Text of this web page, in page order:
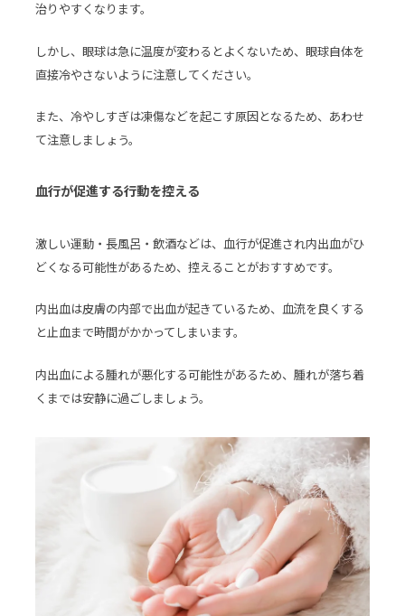
治りやすくなります。
しかし、眼球は急に温度が変わるとよくないため、眼球自体を
直接冷やさないように注意してください。
また、冷やしすぎは凍傷などを起こす原因となるため、あわせ
て注意しましょう。
血行が促進する行動を控える
激しい運動・長風呂・飲酒などは、血行が促進され内出血がひ
どくなる可能性があるため、控えることがおすすめです。
内出血は皮膚の内部で出血が起きているため、血流を良くする
と止血まで時間がかかってしまいます。
内出血による腫れが悪化する可能性があるため、腫れが落ち着
くまでは安静に過ごしましょう。